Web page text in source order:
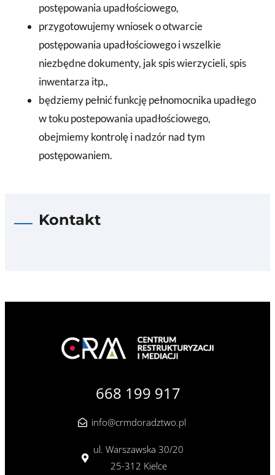
postępowania upadłościowego,
przygotowujemy wniosek o otwarcie
postępowania upadłościowego i wszelkie
niezbędne dokumenty, jak spis wierzycieli, spis
inwentarza itp.,
będziemy pełnić funkcję pełnomocnika upadłego
w toku postepowania upadłościowego,
obejmiemy kontrolę i nadzór nad tym
postępowaniem.
Kontakt
668 199 917
info@crmdoradztwo.pl
ul. Warszawska 30/20
25-312 Kielce